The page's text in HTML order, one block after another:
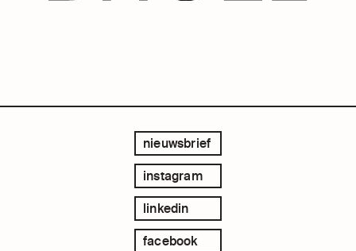
nieuwsbrief
instagram
linkedin
facebook